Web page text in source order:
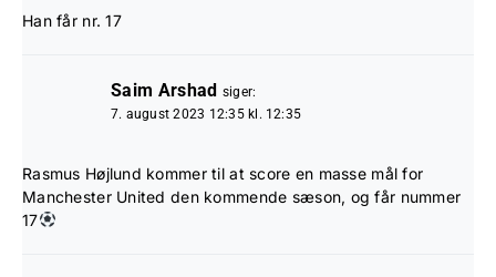
Han får nr. 17
Saim Arshad siger:
7. august 2023 12:35 kl. 12:35
Rasmus Højlund kommer til at score en masse mål for
Manchester United den kommende sæson, og får nummer
17